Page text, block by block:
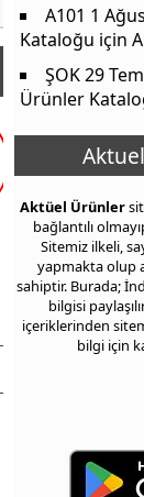
A101 1
Kataloğu için
ŞOK 29
Ürünler
Aktüel Ürünler
bağlantılı
Sitemiz ilkeli,
yapmakta olup
sahiptir. Burada;
bilgisi
içeriklerinden
bilgi için